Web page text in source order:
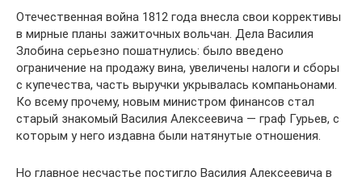
Отечественная война 1812 года внесла свои коррективы
в мирные планы зажиточных вольчан. Дела Василия
Злобина серьезно пошатнулись: было введено
ограничение на продажу вина, увеличены налоги и сборы
с купечества, часть выручки укрывалась компаньонами.
Ко всему прочему, новым министром финансов стал
старый знакомый Василия Алексеевича — граф Гурьев, с
которым у него издавна были натянутые отношения.
Но главное несчастье постигло Василия Алексеевича в